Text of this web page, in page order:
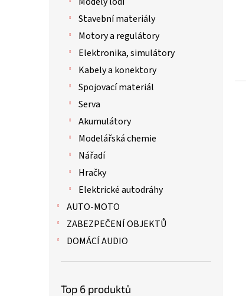
Stavební materiály
Motory a regulátory
Elektronika, simulátory
Kabely a konektory
Spojovací materiál
Serva
Akumulátory
Modelářská chemie
Nářadí
Hračky
Elektrické autodráhy
AUTO-MOTO
ZABEZPEČENÍ OBJEKTŮ
DOMÁCÍ AUDIO
Top 6 produktů